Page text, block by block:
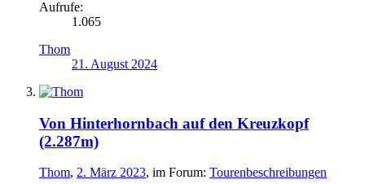
Aufrufe:
1.065
Thom
21. August 2024
Von Hinterhornbach auf den Kreuzkopf
(2.287m)
Thom, 2. März 2023, im Forum: Tourenbeschreibungen